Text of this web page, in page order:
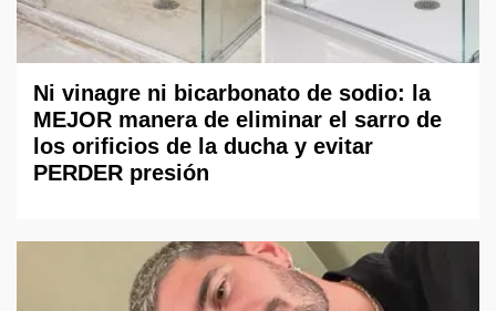
Ni vinagre ni bicarbonato de sodio: la
MEJOR manera de eliminar el sarro de
los orificios de la ducha y evitar
PERDER presión